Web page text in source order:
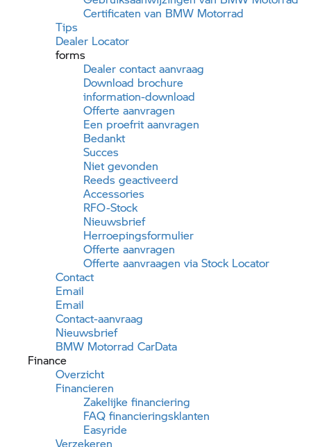
Certificaten van BMW Motorrad
Tips
Dealer Locator
forms
Dealer contact aanvraag
Download brochure
information-download
Offerte aanvragen
Een proefrit aanvragen
Bedankt
Succes
Niet gevonden
Reeds geactiveerd
Accessories
RFO-Stock
Nieuwsbrief
Herroepingsformulier
Offerte aanvragen
Offerte aanvraagen via Stock Locator
Contact
Email
Email
Contact-aanvraag
Nieuwsbrief
BMW Motorrad CarData
Finance
Overzicht
Financieren
Zakelijke financiering
FAQ financieringsklanten
Easyride
Verzekeren